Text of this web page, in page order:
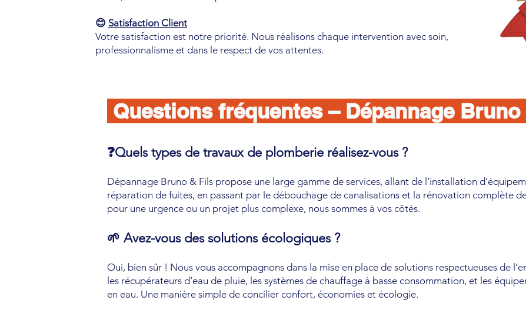
😊 Satisfaction Client
Votre satisfaction est notre priorité. Nous réalisons chaque intervention avec soin,
professionnalisme et dans le respect de vos attentes.
Questions fréquentes – Dépannage
❓Quels types de travaux de plomberie réalisez-vous ?
Dépannage Bruno & Fils propose une large gamme de services, allant de l’installation
réparation de fuites, en passant par le débouchage de canalisations et la rénovation complète
pour une urgence ou un projet plus complexe, nous sommes à vos côtés.
🌱 Avez-vous des solutions écologiques ?
Oui, bien sûr ! Nous vous accompagnons dans la mise en place de solutions respectueuses de
les récupérateurs d’eau de pluie, les systèmes de chauffage à basse consommation, et les
en eau. Une manière simple de concilier confort, économies et écologie.